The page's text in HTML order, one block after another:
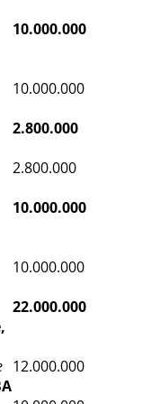
10.000.000
10.000.000
2.800.000
2.800.000
10.000.000
10.000.000
22.000.000
12.000.000